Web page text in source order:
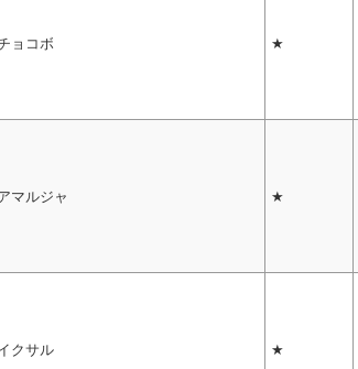
ョコボ ★
マルジャ ★
クサル ★